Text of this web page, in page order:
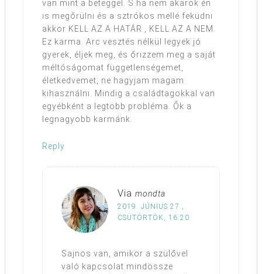
van mint a beteggel. S ha nem akarok én
is megőrülni és a sztrókos mellé feküdni
akkor KELL AZ A HATÁR , KELL AZ A NEM.
Ez karma. Arc vesztés nélkül legyek jó
gyerek, éljek meg, és őrizzem meg a saját
méltóságomat függetlenségemet,
életkedvemet, ne hagyjam magam
kihasználni. Mindig a családtagokkal van
egyébként a legtöbb probléma. Ők a
legnagyobb karmánk.
Reply
Via mondta
2019. JÚNIUS 27.,
CSÜTÖRTÖK, 16:20
Sajnos van, amikor a szülővel
való kapcsolat mindössze